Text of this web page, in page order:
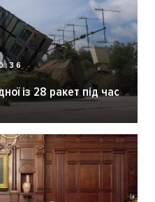
із 28 ракет під час